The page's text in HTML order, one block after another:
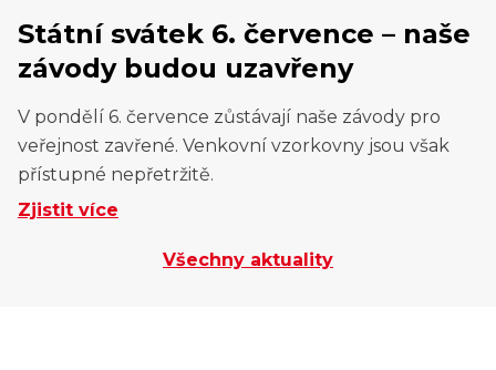
Státní svátek 6. července – naše
závody budou uzavřeny
V pondělí 6. července zůstávají naše závody pro
veřejnost zavřené. Venkovní vzorkovny jsou však
přístupné nepřetržitě.
Zjistit více
Všechny aktuality